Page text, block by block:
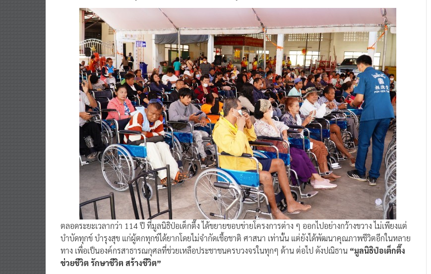
ตลอดระยะเวลากว่า 114 ปี ที่มูลนิธิป่อเต็กตึ๊ง ได้ขยายขอบข่ายโครงการต่าง ๆ ออกไปอย่างกว้างขวาง ไม่เพียงแต่
บำบัดทุกข์ บำรุงสุข แก่ผู้ตกทุกข์ได้ยากโดยไม่จำกัดเชื้อชาติ ศาสนา เท่านั้น แต่ยังได้พัฒนาคุณภาพชีวิตอีกในหลาย
ทาง เพื่อเป็นองค์กรสาธารณกุศลที่ช่วยเหลือประชาชนครบวงจรในทุกๆ ด้าน ต่อไป ดังปณิธาน “มูลนิธิป่อเต็กตึ๊ง
ช่วยชีวิต รักษาชีวิต สร้างชีวิต”